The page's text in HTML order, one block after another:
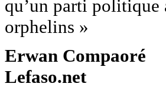
qu’un parti politique
orphelins »
Erwan Compaoré
Lefaso.net